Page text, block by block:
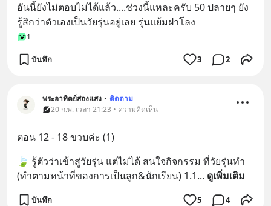
อันนี้ยังไม่ตอบไม่ได้แล้ว....ช่วงนี้แหละครับ 50 ปลายๆ ยัง
รู้สึกว่าตัวเองเป็นวัยรุ่นอยู่เลย รุ่นแย้มฝาโลง
1
บันทึก 3 2
พระอาทิตย์ส่องแสง • ติดตาม
20 ก.พ. เวลา 21:23 • ความคิดเห็น
ตอน 12 - 18 ขวบค่ะ (1)
🍃 รู้ตัวว่าเข้าสู่วัยรุ่น แต่ไม่ได้ สนใจกิจกรรม ที่วัยรุ่นทำ
(ทำตามหน้าที่ของการเป็นลูก&นักเรียน) 1.1... ดูเพิ่มเติม
บันทึก 5 4